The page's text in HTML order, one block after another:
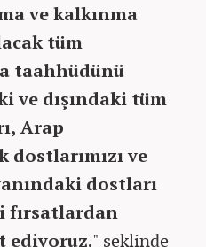
ve kalkınma
tüm
taahhüdünü
ve dışındaki tüm
Arap
ve
dostları
fırsatlardan
ediyoruz." şeklinde